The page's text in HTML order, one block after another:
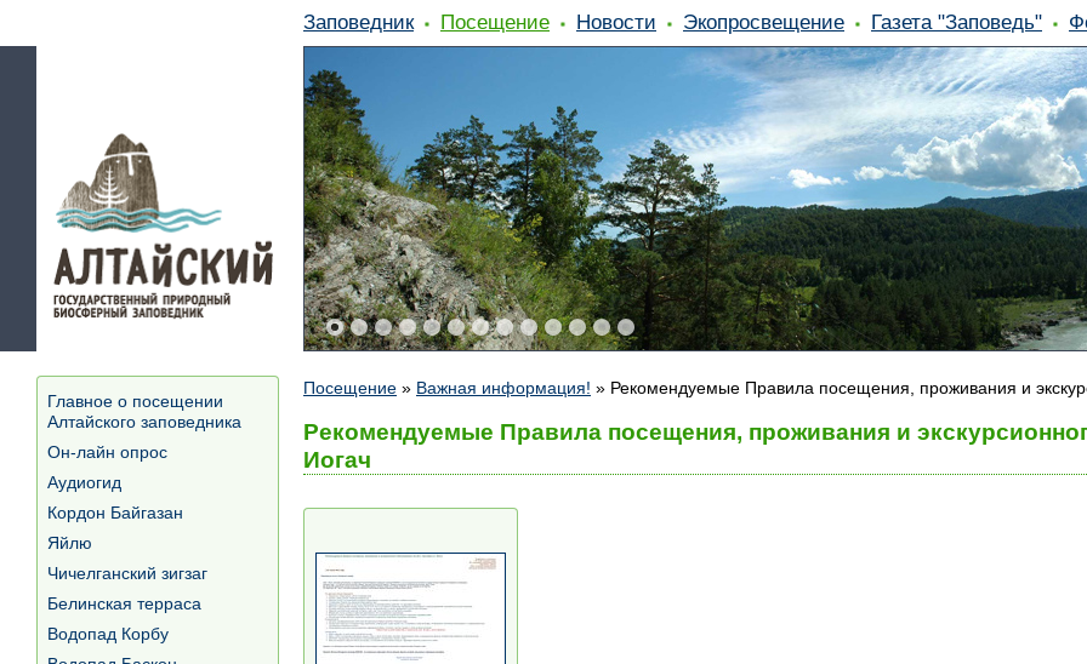
Заповедник Посещение Новости Экопросвещение Газета "Заповедь"
Посещение » Важная информация! » Рекомендуемые Правила посещения, проживания и
Рекомендуемые Правила посещения, проживания и
Иогач
Главное о посещении
Алтайского заповедника
Он-лайн опрос
Аудиогид
Кордон Байгазан
Яйлю
Чичелганский зигзаг
Белинская терраса
Водопад Корбу